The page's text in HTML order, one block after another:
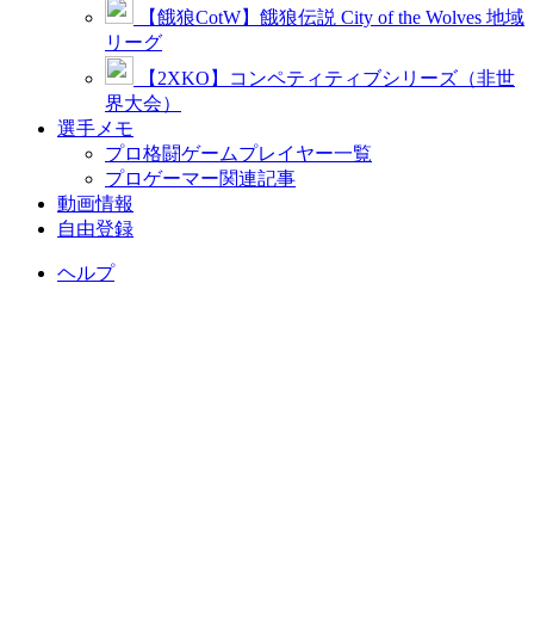
【餓狼CotW】餓狼伝説 City of the Wolves 地域
リーグ
【2XKO】コンペティティブシリーズ（非世
界大会）
選手メモ
プロ格闘ゲームプレイヤー一覧
プロゲーマー関連記事
動画情報
自由登録
ヘルプ